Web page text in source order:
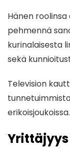
Hänen roolinsa
pehmennä
kurinalaisesta
sekä
Television
erikoisjoukoissa.